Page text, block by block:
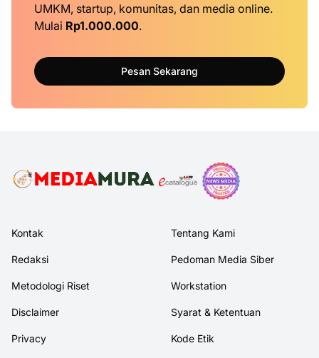
UMKM, startup, komunitas, dan media online.
Mulai Rp1.000.000.
Pesan Sekarang
Kontak Tentang Kami
Redaksi Pedoman Media Siber
Metodologi Riset Workstation
Disclaimer Syarat & Ketentuan
Privacy Kode Etik